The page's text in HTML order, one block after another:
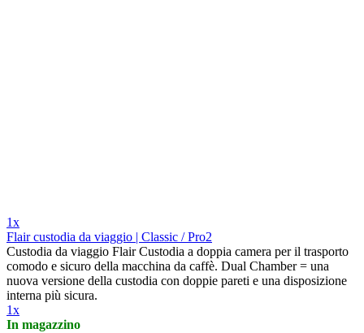
1x
Flair custodia da viaggio | Classic / Pro2
Custodia da viaggio Flair Custodia a doppia camera per il trasporto
comodo e sicuro della macchina da caffè. Dual Chamber = una
nuova versione della custodia con doppie pareti e una disposizione
interna più sicura.
1x
In magazzino